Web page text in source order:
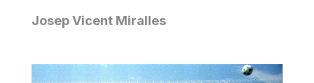
Josep Vicent Miralles